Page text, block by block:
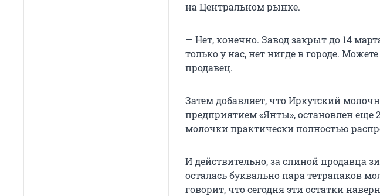
на Центральном рынке.
— Нет, конечно. Завод закрыт до 14
только у нас, нет нигде в городе.
продавец.
Затем добавляет, что Иркутский
предприятием «Янты», остановлен еще
молочки практически полностью
И действительно, за спиной продавца
осталась буквально пара тетрапаков
говорит, что сегодня эти остатки